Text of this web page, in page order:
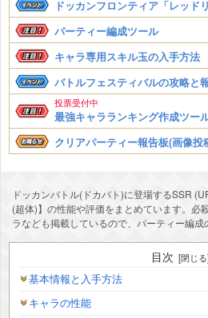
ドッカンフロンティア「レッド
パーティー編成ツール
キャラ専用スキル玉の入手方法
バトルフェスティバルの攻略と
投票受付中
最強キャラランキング作成ツー
クリアパーティー報告板(画像投
ドッカンバトル(ドカバト)に登場するSSR
(超体)】の性能や評価をまとめています。必
ラなども掲載しているので、パーティー編成
目次
基本情報と入手方法
キャラの性能